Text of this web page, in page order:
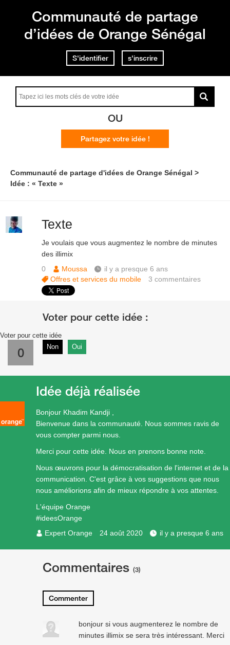
Communauté de partage
d’idées de Orange Sénégal
S'identifier s'inscrire
OU
Partagez votre idée !
Communauté de partage d'idées de Orange Sénégal
Idée : « Texte »
Texte
Je voulais que vous augmentez le nombre de minutes
des illimix
0
Moussa
il y a presque 6 ans
Offres et services du mobile
3commentaires
Voter pour cette idée
0 Non Oui
Bonjour Khadim Kandji ,
Bienvenue dans la communauté. Nous sommes ravis de
vous compter parmi nous.
Merci pour cette idée. Nous en prenons bonne note.
Nous œuvrons pour la démocratisation de l'internet et de la
communication. C'est grâce à vos suggestions que nous
nous améliorions afin de mieux répondre à vos attentes.
L'équipe Orange
#ideesOrange
Expert Orange
24 août 2020 il y a presque 6 ans
Idée déjà réalisée
Commentaires (3)
Commenter
bonjour si vous augmenterez le nombre de
minutes illimix se sera très intéressant. Merci